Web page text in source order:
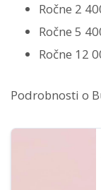
Ročne 2
Ročne 5
Ročne 12
Podrobnosti o